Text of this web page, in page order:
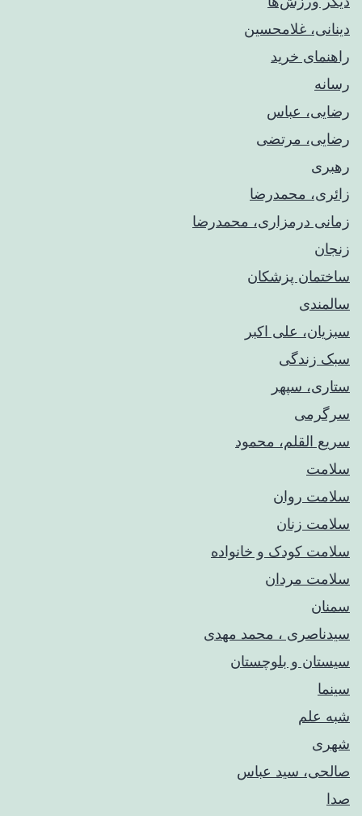
دینانی، غلامحسین
راهنمای خريد
رسانه
رضایی، عباس
رضایی، مرتضی
رهبری
زائری، محمدرضا
زمانی درمزاری، محمدرضا
زنجان
ساختمان پزشکان
سالمندی
سبزیان، علی اکبر
سبک زندگی
ستاری، سپهر
سرگرمی
سریع القلم، محمود
سلامت
سلامت روان
سلامت زنان
سلامت کودک‌ و خانواده
سلامت مردان
سمنان
سیدناصری ، محمد مهدی
سیستان و بلوچستان
سینما
شبه علم
شهری
صالحی، سید عباس
صدا